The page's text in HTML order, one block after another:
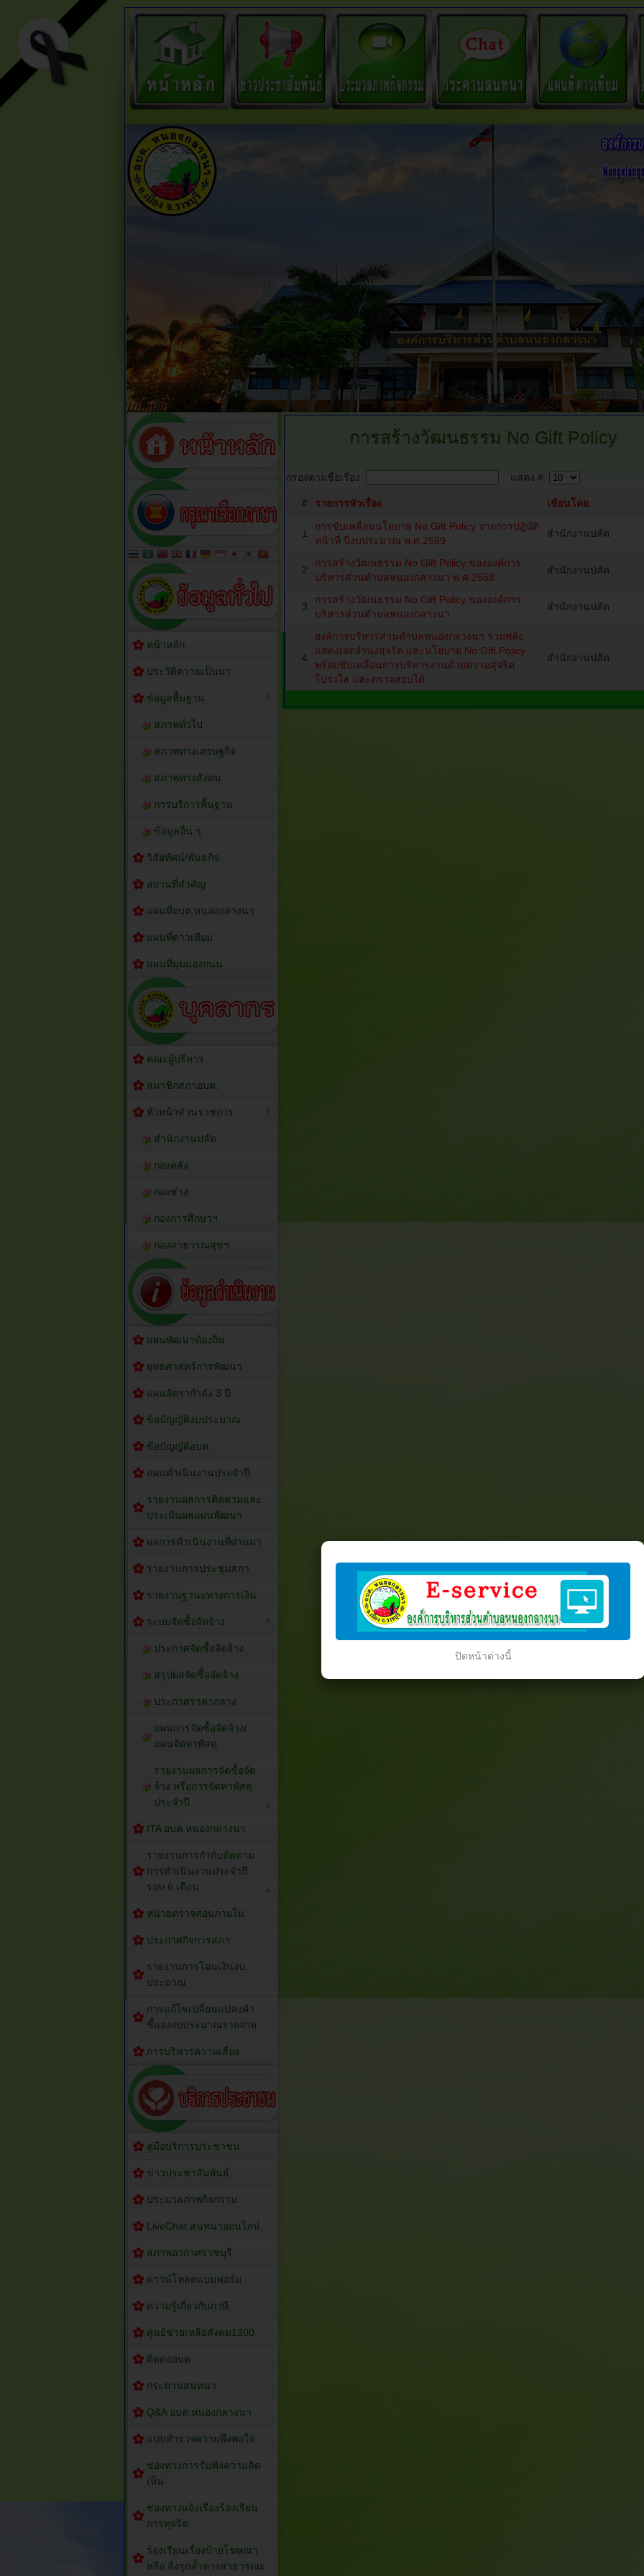
การสร้างวัฒนธรรม No Gift Policy
กรองตามชื่อเรื่อง แสดง #
# รายการหัวเรื่อง เขียนโดย
1
การขับเคลื่อนนโยบาย No Gift Policy จากการปฏิบัติ
หน้าที่ ปีงบประมาณ พ.ศ.2569
สำนักงานปลัด
2
การสร้างวัฒนธรรม No Gift Policy ขององค์การ
บริหารส่วนตำบลหนองกลางนา พ.ศ.2568
สำนักงานปลัด
3
การสร้างวัฒนธรรม No Gift Policy ขององค์การ
บริหารส่วนตำบลหนองกลางนา
สำนักงานปลัด
4
องค์การบริหารส่วนตำบลหนองกลางนา รวมพลัง
แสดงเจตจำนงสุจริต และนโยบาย No Gift Policy
พร้อมขับเคลื่อนการบริหารงานด้วยความสุจริต
โปร่งใส และตรวจสอบได้
สำนักงานปลัด
หน้าหลัก
ประวัติความเป็นมา
ข้อมูลพื้นฐาน
สภาพทั่วไป
สภาพทางเศรษฐกิจ
สภาพทางสังคม
การบริการพื้นฐาน
ข้อมูลอื่น ๆ
วิสัยทัศน์/พันธกิจ
สถานที่สำคัญ
แผนที่อบต.หนองกลางนา
แผนที่ดาวเทียม
แผนที่มุมมองถนน
คณะผู้บริหาร
สมาชิกสภาอบต.
หัวหน้าส่วนราชการ
สำนักงานปลัด
กองคลัง
กองช่าง
กองการศึกษาฯ
กองสาธารณสุขฯ
แผนพัฒนาท้องถิ่น
ยุทธศาสตร์การพัฒนา
แผนอัตรากำลัง 3 ปี
ข้อบัญญัติงบประมาณ
ข้อบัญญัติอบต.
แผนดำเนินงานประจำปี
รายงานผลการติดตามและ
ประเมินผลแผนพัฒนา
ผลการดำเนินงานที่ผ่านมา
รายงานการประชุมสภา
รายงานฐานะทางการเงิน
ระบบจัดซื้อจัดจ้าง
ประกาศจัดซื้อจัดจ้าง
สรุปผลจัดซื้อจัดจ้าง
ประกาศราคากลาง
แผนการจัดซื้อจัดจ้าง/
แผนจัดหาพัสดุ
รายงานผลการจัดซื้อจัด
จ้าง หรือการจัดหาพัสดุ
ประจำปี
ITA อบต.หนองกลางนา
รายงานการกำกับติดตาม
การดำเนินงานประจำปี
รอบ 6 เดือน
หน่วยตรวจสอบภายใน
ประกาศกิจการสภา
รายงานการโอนเงินงบ
ประมาณ
การแก้ไขเปลี่ยนแปลงคำ
ชี้แจงงบประมาณรายจ่าย
การบริหารความเสี่ยง
คู่มือบริการประชาชน
ข่าวประชาสัมพันธ์
ประมวลภาพกิจกรรม
LiveChat สนทนาออนไลน์
สภาพอากาศราชบุรี
ดาวน์โหลดแบบฟอร์ม
ความรู้เกี่ยวกับภาษี
ศูนย์ช่วยเหลือสังคม1300
ติดต่ออบต.
กระดานสนทนา
Q&A อบต.หนองกลางนา
แบบสำรวจความพึงพอใจ
ช่องทางการรับฟังความคิด
เห็น
ช่องทางแจ้งเรื่องร้องเรียน
การทุจริต
ร้องเรียนเรื่องป้ายโฆษณา
หรือ สิ่งรุกล้ำทางสาธารณะ
ปิดหน้าต่างนี้